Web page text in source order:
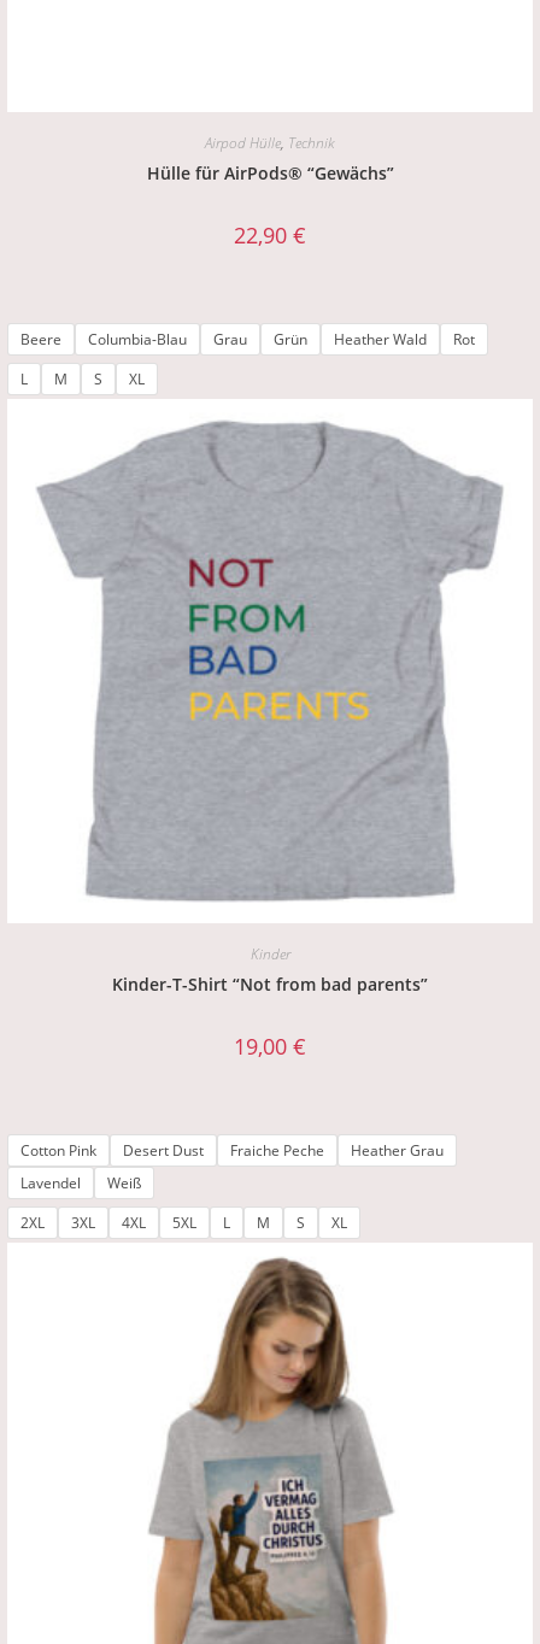
Airpod Hülle, Technik
Hülle für AirPods® “Gewächs”
22,90 €
Beere Columbia-Blau Grau Grün Heather Wald
Rot
L
M S XL
Kinder
Kinder-T-Shirt “Not from bad parents”
19,00 €
Cotton Pink Desert Dust Fraiche Peche
Heather Grau
Lavendel
Weiß
2XL
3XL 4XL 5XL L M S XL